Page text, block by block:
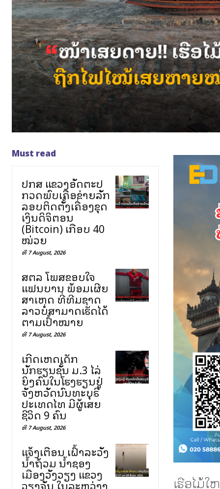
Must read
ປກສ ແຂວງອັດຕະປື
ກວດພົບເຄືອຂ່າຍລັກ
ລອບຕິດຕັ້ງເຄື່ອງຂຸດ
ເງິນດິຈິຕອນ
(Bitcoin) ເກືອບ 40
ໝ່ວຍ
ທີ 7 August, 2026
ສຕລ ໂພສຂອບໃຈ
ແຟນບານ ພ້ອມເຜີຍ
ສາເຫດ ທີ່ທີມຊາດ
ລາວບໍ່ສາມາດເຮັດໄດ້
ຕາມເປົ້າໝາຍ
ທີ 7 August, 2026
ເກີດເຫດເດັກ
ນັກຮຽນຊັ້ນ ມ.3 ໄລ່
ຍິງຄົນໃນໂຮງຮຽນຢູ່
ຈັງຫວັດນົນທະບຸຣີ
ປະເທດໄທ ມີຜູ້ເສຍ
ຊີວິດ 9 ຄົນ
ທີ 7 August, 2026
ແຈ້ງເຕືອນ ເຝົ້າລະວັງ
ນ້ຳຖ້ວມ ນ້ຳຊອງ
ເມືອງວັງວຽງ ແຂວງ
ວຽງຈັນ ໃນລະຫວ່າງ
ເຮືອໄມ້